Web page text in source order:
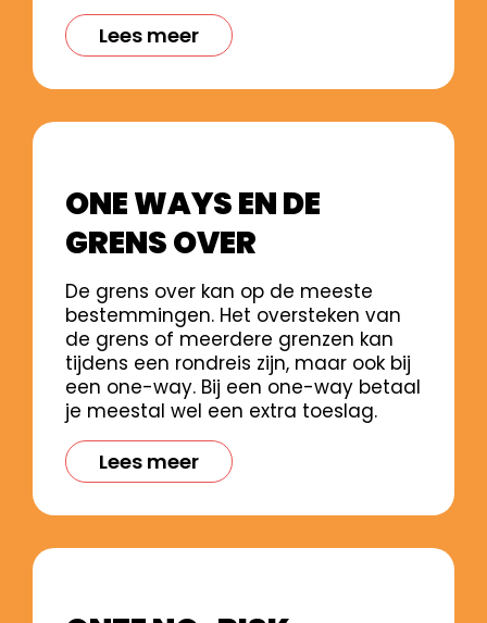
Lees meer
ONE WAYS EN DE
GRENS OVER
De grens over kan op de meeste
bestemmingen. Het oversteken van
de grens of meerdere grenzen kan
tijdens een rondreis zijn, maar ook bij
een one-way. Bij een one-way betaal
je meestal wel een extra toeslag.
Lees meer